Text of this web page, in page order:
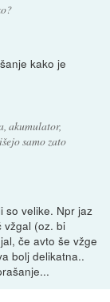
kako je
akumulator,
samo zato
so velike. Npr jaz
vžgal (oz. bi
če avto še vžge
bolj delikatna..